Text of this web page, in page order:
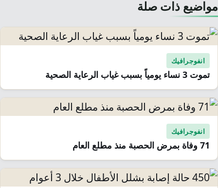
مواضيع ذات صلة
انفوجرافيك
تموت 3 نساء يومياً بسبب غياب الرعاية الصحية
انفوجرافيك
71 وفاة بمرض الحصبة منذ مطلع العام